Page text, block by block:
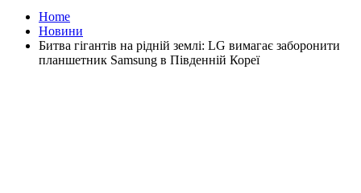
Home
Новини
Битва гігантів на рідній землі: LG вимагає заборонити
планшетник Samsung в Південній Кореї